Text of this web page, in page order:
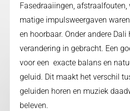
Fasedraaiingen, afstraalfouten,
matige impulsweergaven
en hoorbaar. Onder andere Dali
verandering in gebracht. Een
voor een exacte balans en
geluid. Dit maakt het verschil
geluiden horen en muziek
beleven.